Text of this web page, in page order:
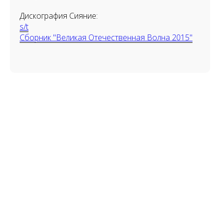
Дискография Сияние:
s/t
Сборник "Великая Отечественная Волна 2015"